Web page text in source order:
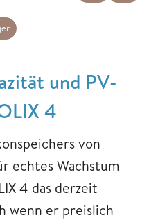
und PV-
4
von
echtes Wachstum
4 das derzeit
wenn er preislich